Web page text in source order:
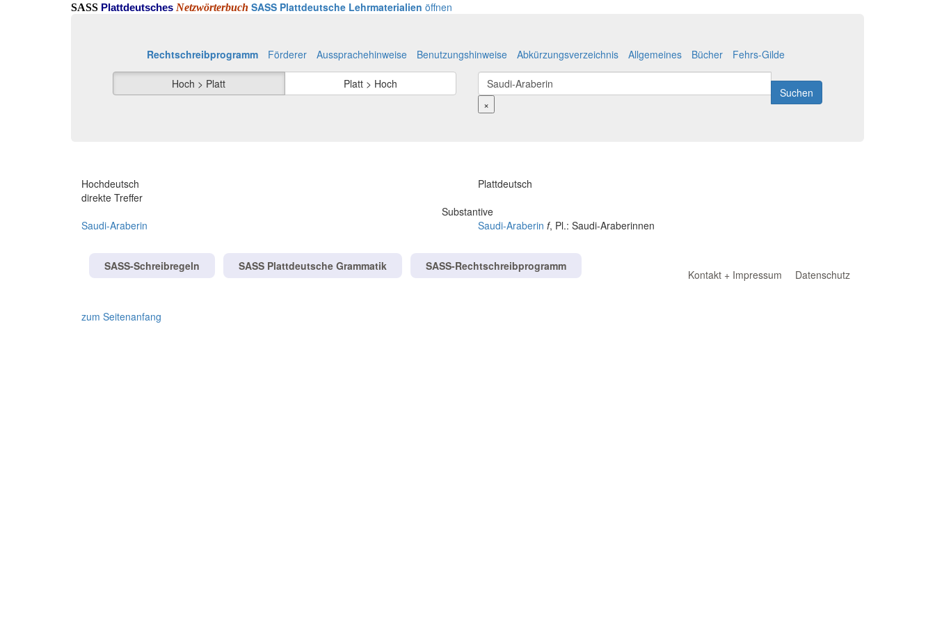
SASS Plattdeutsches Netzwörterbuch SASS Plattdeutsche Lehrmaterialien öffnen
Rechtschreibprogramm Förderer Aussprachehinweise Benutzungshinweise Abkürzungsverzeichnis Allgemeines Bücher Fehrs-Gilde
Hoch > Platt
Platt > Hoch
×
Suchen
Hochdeutsch
Plattdeutsch
direkte Treffer
Substantive
Saudi-Araberin
Saudi-Araberin f, Pl.: Saudi-Araberinnen
SASS-Schreibregeln SASS Plattdeutsche Grammatik SASS-Rechtschreibprogramm
Kontakt + Impressum Datenschutz
zum Seitenanfang